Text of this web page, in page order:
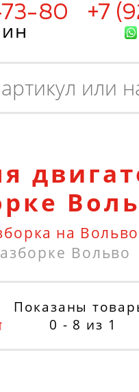
73-80 +7
на Вольво
Вольво
Показаны
0 - 8 из 1